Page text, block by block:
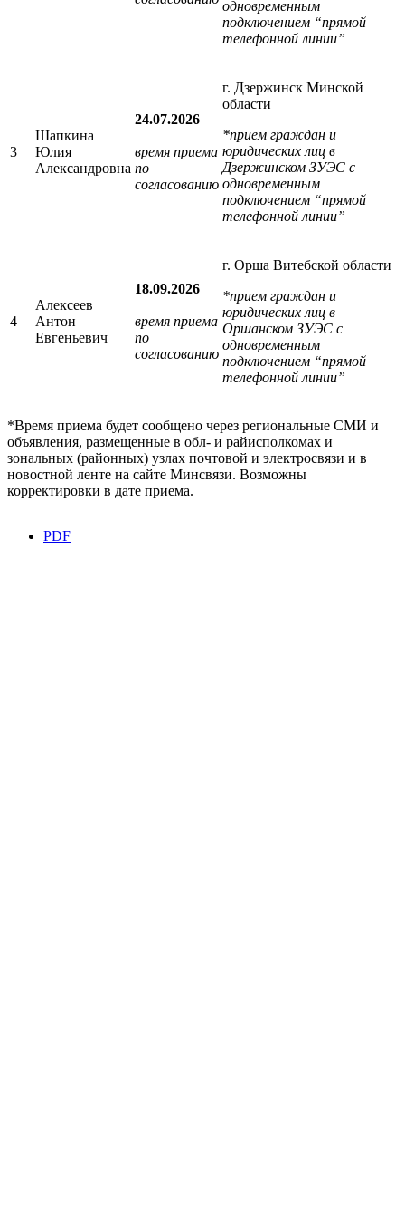
одновременным
подключением “прямой
телефонной линии”
3
Шапкина
Юлия
Александровна
24.07.2026
время приема
по
согласованию
г. Дзержинск Минской
области
*прием граждан и
юридических лиц в
Дзержинском ЗУЭС с
одновременным
подключением “прямой
телефонной линии”
4
Алексеев
Антон
Евгеньевич
18.09.2026
время приема
по
согласованию
г. Орша Витебской области
*прием граждан и
юридических лиц в
Оршанском ЗУЭС с
одновременным
подключением “прямой
телефонной линии”
*Время приема будет сообщено через региональные СМИ и
объявления, размещенные в обл- и райисполкомах и
зональных (районных) узлах почтовой и электросвязи и в
новостной ленте на сайте Минсвязи. Возможны
корректировки в дате приема.
PDF